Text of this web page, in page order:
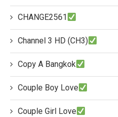
CHANGE2561
Channel 3 HD (CH3)
Copy A Bangkok
Couple Boy Love
Couple Girl Love